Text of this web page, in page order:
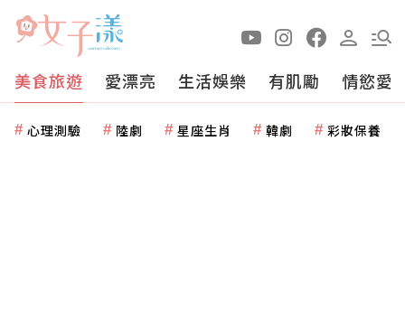
美食旅遊 愛漂亮 生活娛樂 有肌勵 情慾愛
心理測驗 陸劇 星座生肖 韓劇 彩妝保養